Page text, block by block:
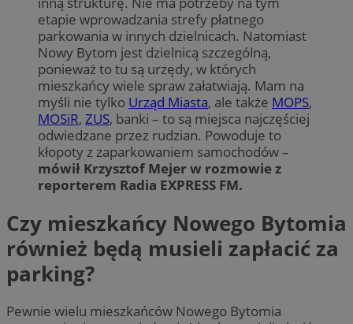
etapie wprowadzania strefy płatnego
parkowania w innych dzielnicach. Natomiast
Nowy Bytom jest dzielnicą szczególną,
ponieważ to tu są urzędy, w których
mieszkańcy wiele spraw załatwiają. Mam na
myśli nie tylko Urząd Miasta, ale także MOPS,
MOSiR, ZUS, banki – to są miejsca najczęściej
odwiedzane przez rudzian. Powoduje to
kłopoty z zaparkowaniem samochodów –
mówił Krzysztof Mejer w rozmowie z
reporterem Radia EXPRESS FM.
Czy mieszkańcy Nowego Bytomia
również będą musieli zapłacić za
parking?
Pewnie wielu mieszkańców Nowego Bytomia